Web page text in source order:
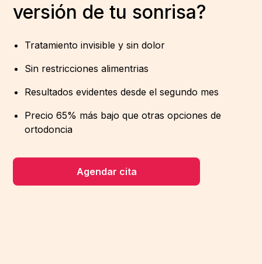
versión de tu sonrisa?
Tratamiento invisible y sin dolor
Sin restricciones alimentrias
Resultados evidentes desde el segundo mes
Precio 65% más bajo que otras opciones de
ortodoncia
Agendar cita